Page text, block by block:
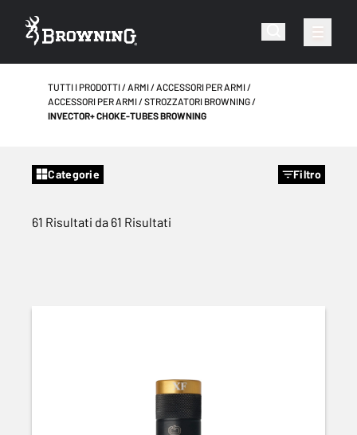
TUTTI I PRODOTTI ARMI
ACCESSORI PER ARMI
ACCESSORI PER ARMI
STROZZATORI BROWNING
INVECTOR+ CHOKE-TUBES BROWNING
Categorie Filtro
61 Risultati da 61 Risultati